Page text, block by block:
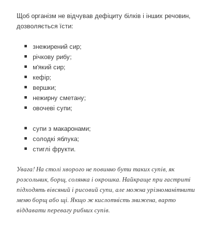
Щоб організм не відчував дефіциту білків і інших речовин,
дозволяється їсти:
знежирений сир;
річкову рибу;
м'який сир;
кефір;
вершки;
нежирну сметану;
овочеві супи;
супи з макаронами;
солодкі яблука;
стиглі фрукти.
Увага! На столі хворого не повинно бути таких супів, як
розсольник, борщ, солянка і окрошка. Найкраще при гастриті
підходять вівсяний і рисовий супи, але можна урізноманітнити
меню борщ або щі. Якщо ж кислотність знижена, варто
віддавати перевагу рибних супів.